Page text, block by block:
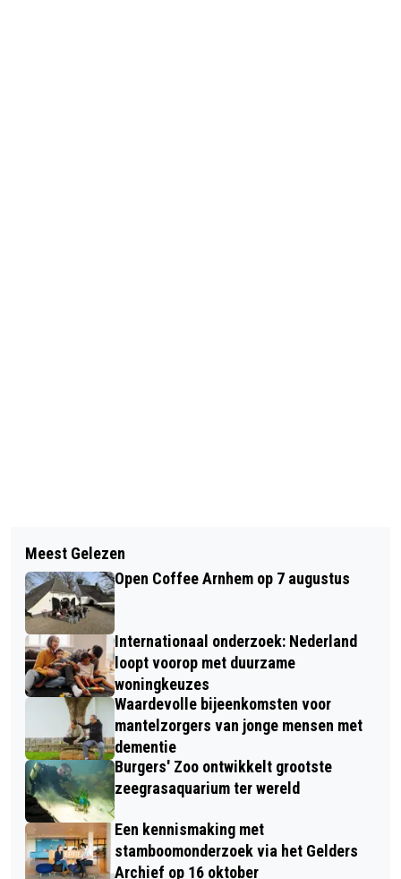
HUISDIER VAN DE WEEK BENJI
ASM WEEKEND TROK 25.000
BEZOEKERS
Meest Gelezen
Open Coffee Arnhem op 7 augustus
Internationaal onderzoek: Nederland
loopt voorop met duurzame
woningkeuzes
Waardevolle bijeenkomsten voor
mantelzorgers van jonge mensen met
dementie
Burgers' Zoo ontwikkelt grootste
zeegrasaquarium ter wereld
Een kennismaking met
stamboomonderzoek via het Gelders
Archief op 16 oktober